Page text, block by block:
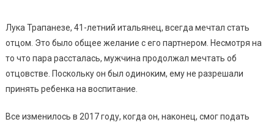
Лука Трапанезе, 41-летний итальянец, всегда мечтал стать
отцом. Это было общее желание с его партнером. Несмотря на
то что пара рассталась, мужчина продолжал мечтать об
отцовстве. Поскольку он был одиноким, ему не разрешали
принять ребенка на воспитание.
Все изменилось в 2017 году, когда он, наконец, смог подать